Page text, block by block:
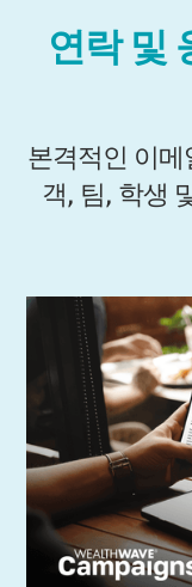
연락 및
본격적인 이
객, 팀, 학생